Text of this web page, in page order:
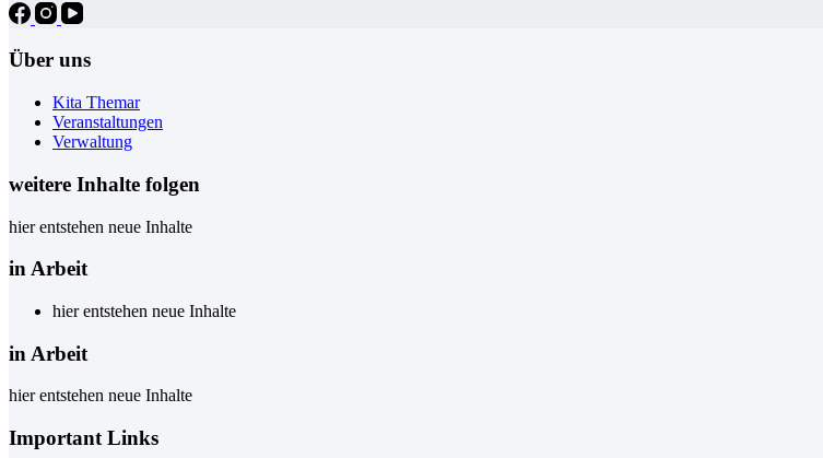
Über uns
Kita Themar
Veranstaltungen
Verwaltung
weitere Inhalte folgen
hier entstehen neue Inhalte
in Arbeit
hier entstehen neue Inhalte
in Arbeit
hier entstehen neue Inhalte
Important Links